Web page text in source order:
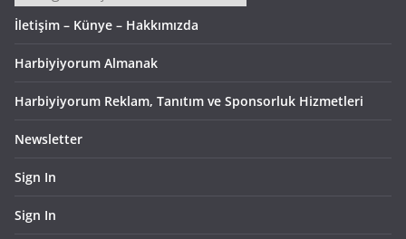
İletişim – Künye – Hakkımızda
Harbiyiyorum Almanak
Harbiyiyorum Reklam, Tanıtım ve Sponsorluk Hizmetleri
Newsletter
Sign In
Sign In